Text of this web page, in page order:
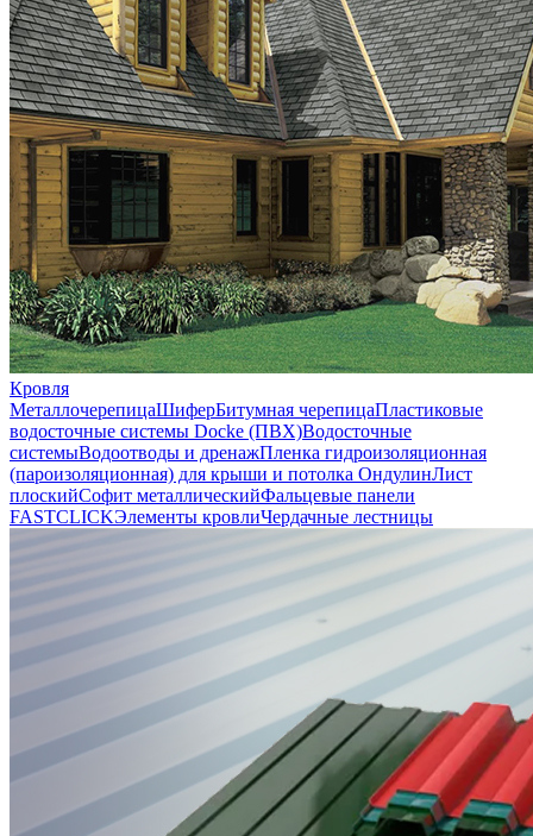
Кровля
МеталлочерепицаШиферБитумная черепицаПластиковые
водосточные системы Docke (ПВХ)Водосточные
системыВодоотводы и дренажПленка гидроизоляционная
(пароизоляционная) для крыши и потолка ОндулинЛист
плоскийСофит металлическийФальцевые панели
FASTCLICKЭлементы кровлиЧердачные лестницы